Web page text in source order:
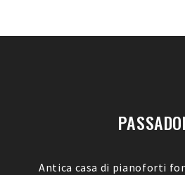
Antica casa di pianoforti